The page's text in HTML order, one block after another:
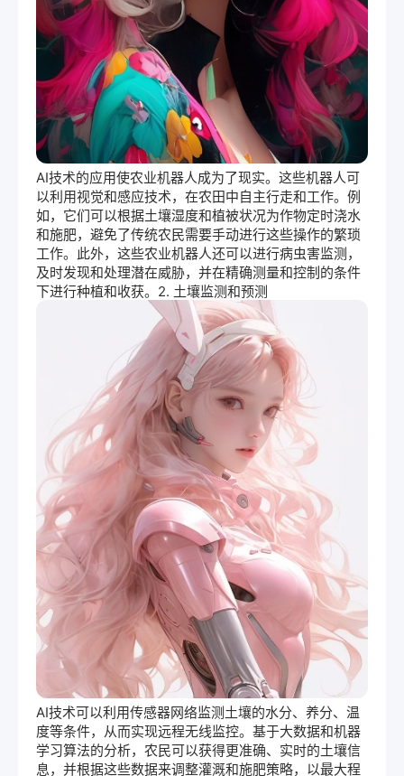
AI技术的应用使农业机器人成为了现实。这些机器人可
以利用视觉和感应技术，在农田中自主行走和工作。例
如，它们可以根据土壤湿度和植被状况为作物定时浇水
和施肥，避免了传统农民需要手动进行这些操作的繁琐
工作。此外，这些农业机器人还可以进行病虫害监测，
及时发现和处理潜在威胁，并在精确测量和控制的条件
下进行种植和收获。2. 土壤监测和预测
AI技术可以利用传感器网络监测土壤的水分、养分、温
度等条件，从而实现远程无线监控。基于大数据和机器
学习算法的分析，农民可以获得更准确、实时的土壤信
息，并根据这些数据来调整灌溉和施肥策略，以最大程